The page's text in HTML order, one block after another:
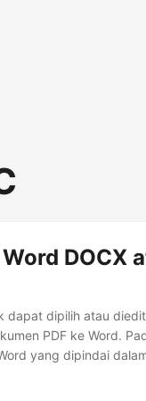
DOCX
dapat dipilih atau
PDF ke Word.
yang dipindai